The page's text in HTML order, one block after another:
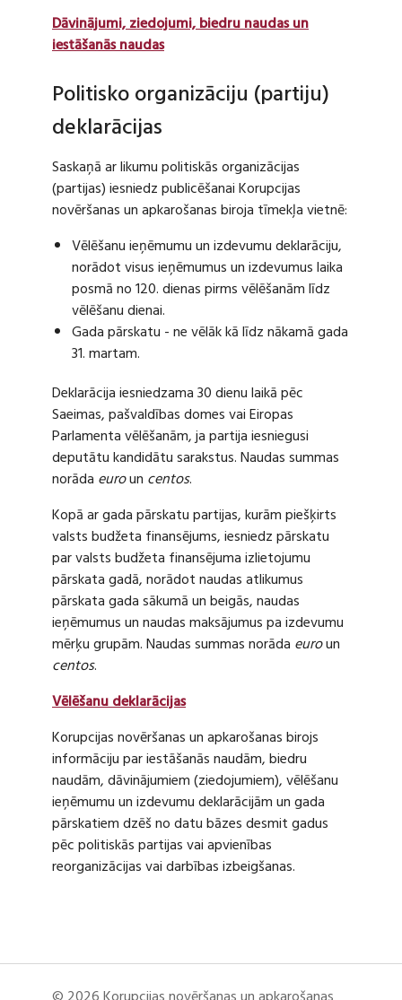
Dāvinājumi, ziedojumi, biedru naudas un
iestāšanās naudas
Politisko organizāciju (partiju)
deklarācijas
Saskaņā ar likumu politiskās organizācijas
(partijas) iesniedz publicēšanai Korupcijas
novēršanas un apkarošanas biroja tīmekļa vietnē:
Vēlēšanu ieņēmumu un izdevumu deklarāciju,
norādot visus ieņēmumus un izdevumus laika
posmā no 120. dienas pirms vēlēšanām līdz
vēlēšanu dienai.
Gada pārskatu - ne vēlāk kā līdz nākamā gada
31. martam.
Deklarācija iesniedzama 30 dienu laikā pēc
Saeimas, pašvaldības domes vai Eiropas
Parlamenta vēlēšanām, ja partija iesniegusi
deputātu kandidātu sarakstus. Naudas summas
norāda euroun centos.
Kopā ar gada pārskatu partijas, kurām piešķirts
valsts budžeta finansējums, iesniedz pārskatu
par valsts budžeta finansējuma izlietojumu
pārskata gadā, norādot naudas atlikumus
pārskata gada sākumā un beigās, naudas
ieņēmumus un naudas maksājumus pa izdevumu
mērķu grupām. Naudas summas norāda euroun
centos.
Vēlēšanu deklarācijas
Korupcijas novēršanas un apkarošanas birojs
informāciju par iestāšanās naudām, biedru
naudām, dāvinājumiem (ziedojumiem), vēlēšanu
ieņēmumu un izdevumu deklarācijām un gada
pārskatiem dzēš no datu bāzes desmit gadus
pēc politiskās partijas vai apvienības
reorganizācijas vai darbības izbeigšanas.